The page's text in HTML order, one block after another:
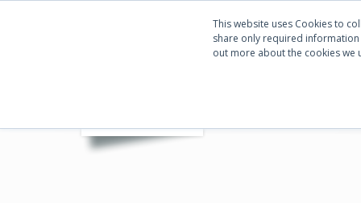
This website uses Cookies to
share only required
out more about the cookies we